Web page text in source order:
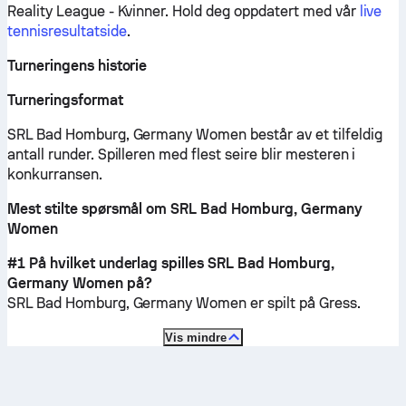
Reality League - Kvinner. Hold deg oppdatert med vår live
tennisresultatside.
Turneringens historie
Turneringsformat
SRL Bad Homburg, Germany Women består av et tilfeldig
antall runder. Spilleren med flest seire blir mesteren i
konkurransen.
Mest stilte spørsmål om SRL Bad Homburg, Germany
Women
#1 På hvilket underlag spilles SRL Bad Homburg,
Germany Women på?
SRL Bad Homburg, Germany Women er spilt på Gress.
Vis mindre